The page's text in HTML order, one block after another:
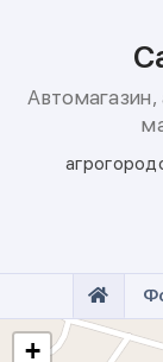
Автомагазин,
+